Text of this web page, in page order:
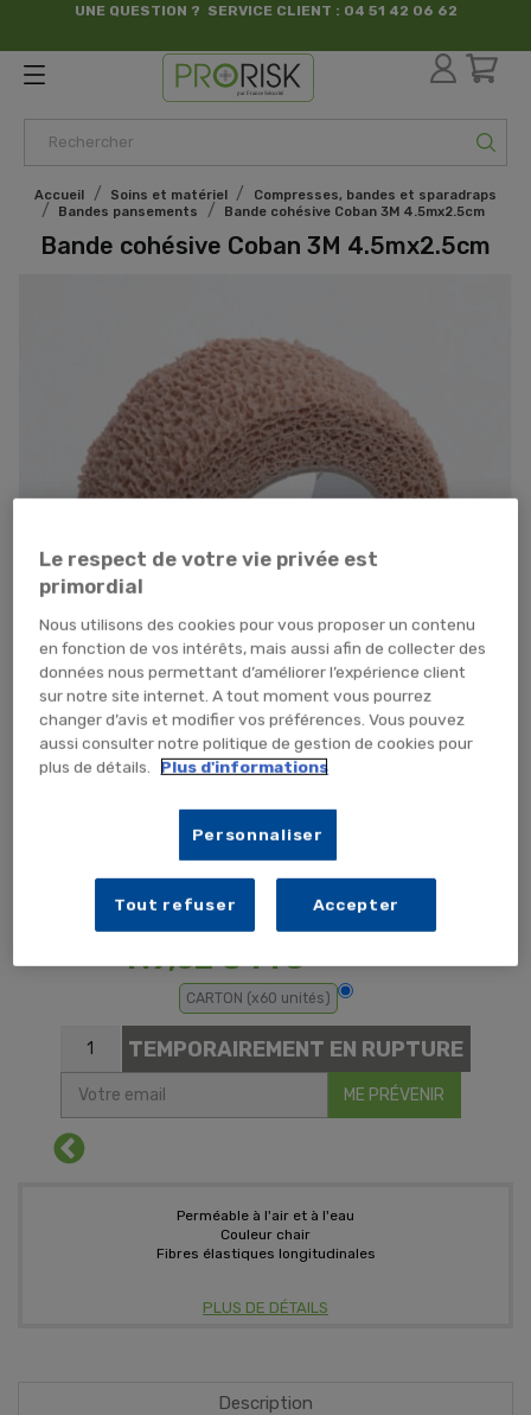
UNE QUESTION ? SERVICE CLIENT : 04 51 42 06 62
par France Sécurité
Accueil Soins et matériel
Compresses, bandes et sparadraps
Bandes pansements
Bande cohésive Coban 3M 4.5mx2.5cm
Bande cohésive Coban 3M 4.5mx2.5cm
Tap pour zoomer
119,52 €TTC
CARTON (x60 unités)
TEMPORAIREMENT EN RUPTURE
ME PRÉVENIR
Perméable à l'air et à l'eau
Couleur chair
Fibres élastiques longitudinales
PLUS DE DÉTAILS
Description
Le respect de votre vie privée est
primordial
Nous utilisons des cookies pour vous proposer un contenu
en fonction de vos intérêts, mais aussi afin de collecter des
données nous permettant d’améliorer l’expérience client
sur notre site internet. A tout moment vous pourrez
changer d’avis et modifier vos préférences. Vous pouvez
aussi consulter notre politique de gestion de cookies pour
plus de détails.
Plus d'informations
Personnaliser
Tout refuser Accepter